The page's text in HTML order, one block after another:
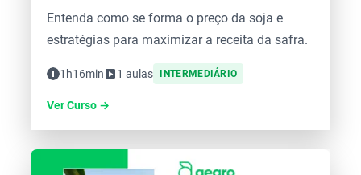
Entenda como se forma o preço da soja e
estratégias para maximizar a receita da safra.
1h16min 1 aulas INTERMEDIÁRIO
Ver Curso →